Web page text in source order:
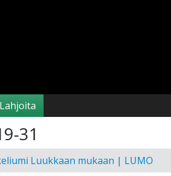
Lahjoita
31
Luukkaan mukaan | LUMO